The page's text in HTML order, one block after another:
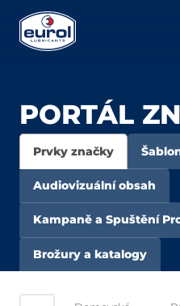
PORTÁL
Prvky značky
Audiovizuální obsah
Kampaně a Spuštění
Brožury a katalogy